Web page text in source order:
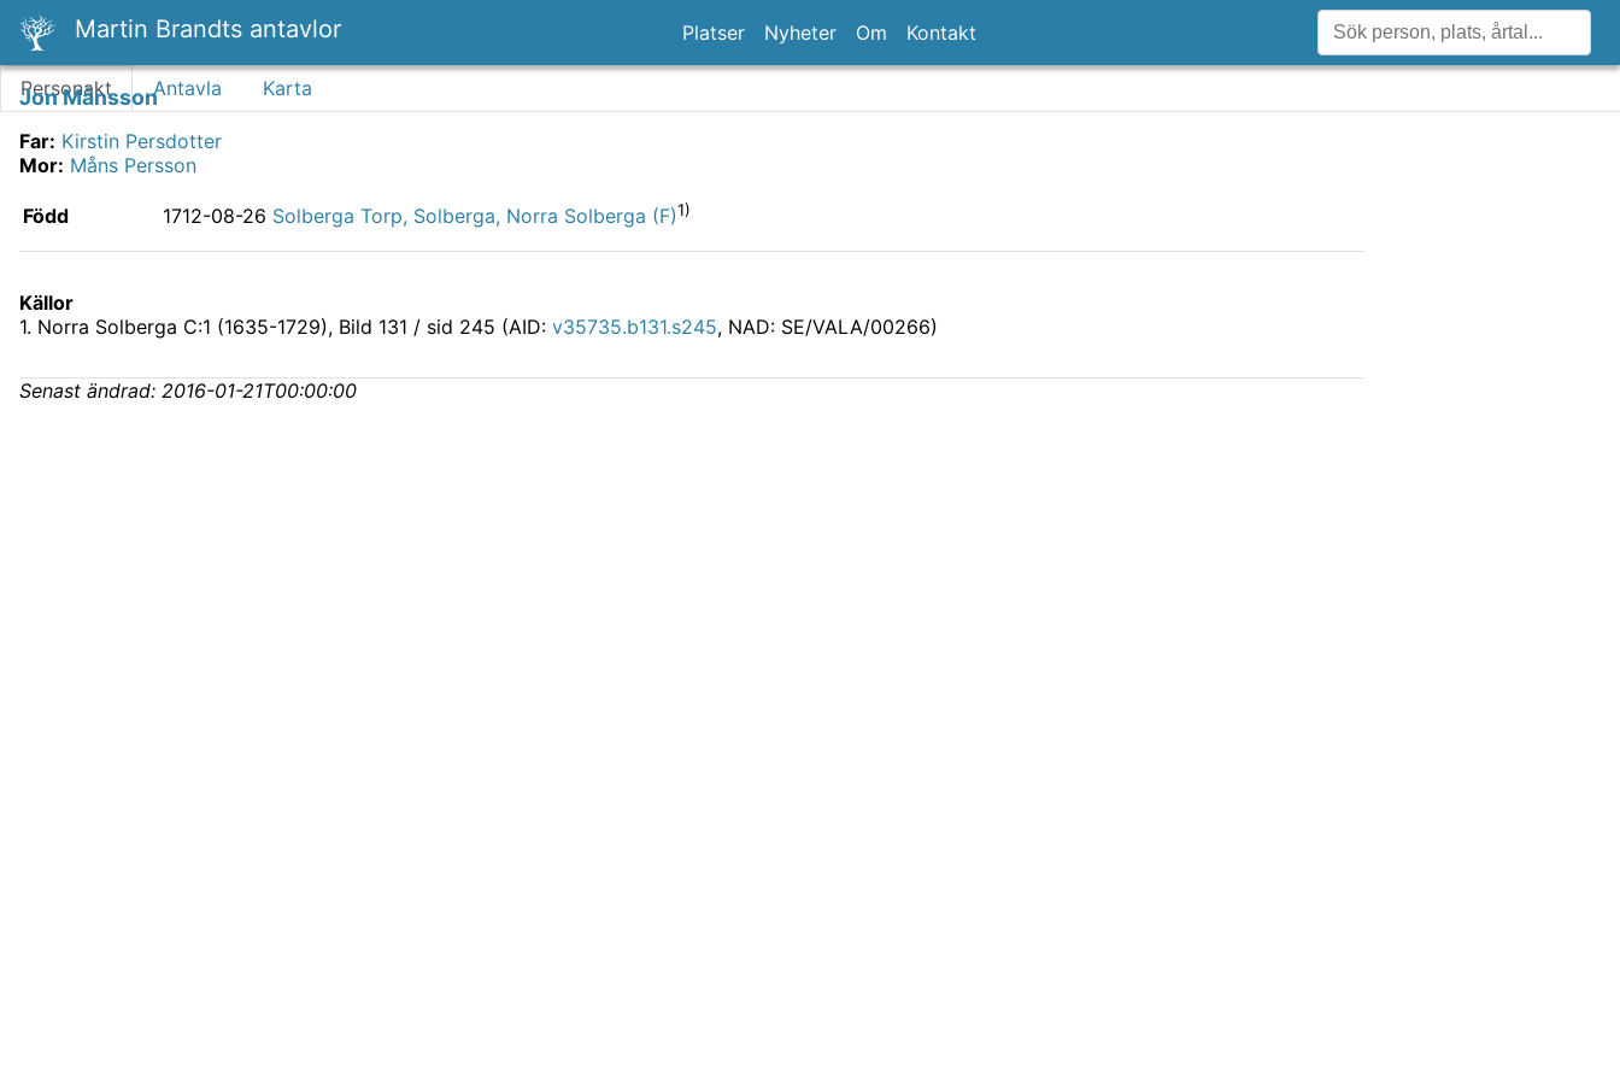
Martin Brandts antavlor Platser Nyheter Om Kontakt
Personakt Antavla Karta
Jon Månsson
Far: Kirstin Persdotter
Mor: Måns Persson
Född 1712-08-26 Solberga Torp, Solberga, Norra Solberga (F)1)
Källor
1. Norra Solberga C:1 (1635-1729), Bild 131 / sid 245 (AID: v35735.b131.s245, NAD: SE/VALA/00266)
Senast ändrad: 2016-01-21T00:00:00